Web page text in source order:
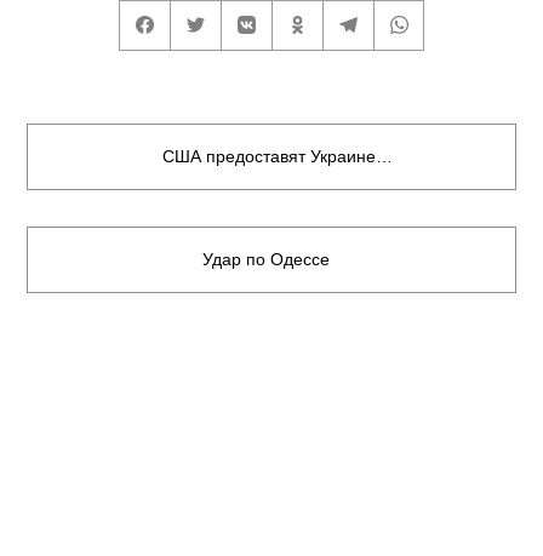
США предоставят Украине…
Удар по Одессе